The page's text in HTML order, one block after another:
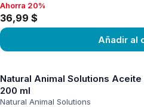
Ahorra 20%, 36,99 $
Ahorra 20%
36,99 $
Añadir al
Natural Animal Solutions
200 ml
Natural Animal Solutions